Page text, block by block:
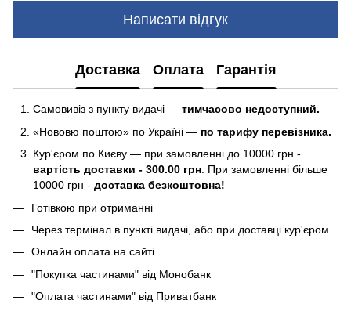
Написати відгук
Доставка Оплата Гарантія
Самовивіз з пункту видачі — тимчасово недоступний.
«Нововю поштою» по Україні — по тарифу перевізника.
Кур'єром по Києву — при замовленні до 10000 грн -
вартість доставки - 300.00 грн . При замовленні більше
10000 грн - доставка безкоштовна!
Готівкою при отриманні
Через термінал в пункті видачі, або при доставці кур'єром
Онлайн оплата на сайті
"Покупка частинами" від Монобанк
"Оплата частинами" від Приватбанк